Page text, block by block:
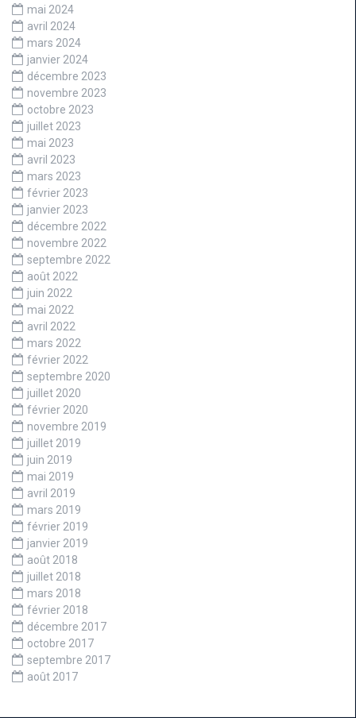
mai 2024
avril 2024
mars 2024
janvier 2024
décembre 2023
novembre 2023
octobre 2023
juillet 2023
mai 2023
avril 2023
mars 2023
février 2023
janvier 2023
décembre 2022
novembre 2022
septembre 2022
août 2022
juin 2022
mai 2022
avril 2022
mars 2022
février 2022
septembre 2020
juillet 2020
février 2020
novembre 2019
juillet 2019
juin 2019
mai 2019
avril 2019
mars 2019
février 2019
janvier 2019
août 2018
juillet 2018
mars 2018
février 2018
décembre 2017
octobre 2017
septembre 2017
août 2017